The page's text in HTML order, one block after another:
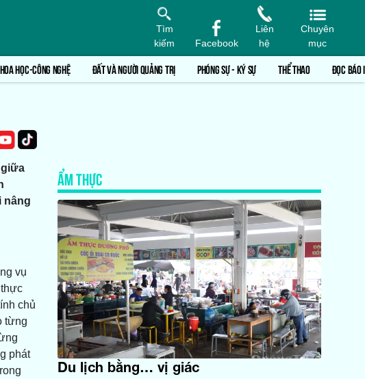
Tìm
kiếm
Facebook
Liên
hệ
Chuyên
mục
HỌC-CÔNG NGHỆ ĐẤT VÀ NGƯỜI QUẢNG TRỊ PHÓNG SỰ - KÝ SỰ THỂ THAO ĐỌC BÁO
nâng
vụ
chủ
từng
phát
ẨM THỰC
Du lịch bằng… vị giác